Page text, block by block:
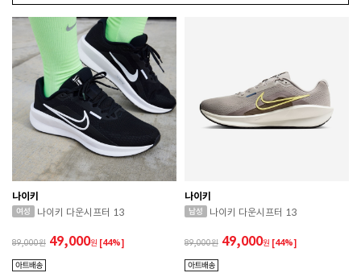
나이키
나이키 다운시프터 13
89,000 49,000원 [44%]
나이키
나이키 다운시프터 13
89,000 49,000원 [44%]